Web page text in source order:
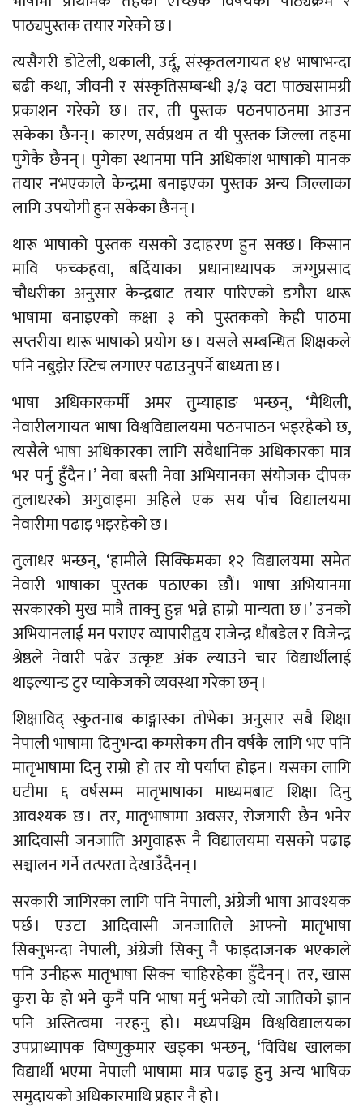
पाठ्यपुस्तक तयार गरेको छ ।
त्यसैगरी डोटेली, थकाली, उर्दू, संस्कृतलगायत १४ भाषाभन्दा
बढी कथा, जीवनी र संस्कृतिसम्बन्धी ३/३ वटा पाठ्यसामग्री
प्रकाशन गरेको छ । तर, ती पुस्तक पठनपाठनमा आउन
सकेका छैनन् । कारण, सर्वप्रथम त यी पुस्तक जिल्ला तहमा
पुगेकै छैनन् । पुगेका स्थानमा पनि अधिकांश भाषाको मानक
तयार नभएकाले केन्द्रमा बनाइएका पुस्तक अन्य जिल्लाका
लागि उपयोगी हुन सकेका छैनन् ।
थारू भाषाको पुस्तक यसको उदाहरण हुन सक्छ । किसान
मावि फच्कहवा, बर्दियाका प्रधानाध्यापक जग्गुप्रसाद
चौधरीका अनुसार केन्द्रबाट तयार पारिएको डगौरा थारू
भाषामा बनाइएको कक्षा ३ को पुस्तकको केही पाठमा
सप्तरीया थारू भाषाको प्रयोग छ । यसले सम्बन्धित शिक्षकले
पनि नबुझेर स्टिच लगाएर पढाउनुपर्ने बाध्यता छ ।
भाषा अधिकारकर्मी अमर तुम्याहाङ भन्छन्, ‘मैथिली,
नेवारीलगायत भाषा विश्वविद्यालयमा पठनपाठन भइरहेको छ,
त्यसैले भाषा अधिकारका लागि संवैधानिक अधिकारका मात्र
भर पर्नु हुँदैन ।’ नेवा बस्ती नेवा अभियानका संयोजक दीपक
तुलाधरको अगुवाइमा अहिले एक सय पाँच विद्यालयमा
नेवारीमा पढाइ भइरहेको छ ।
तुलाधर भन्छन्, ‘हामीले सिक्किमका १२ विद्यालयमा समेत
नेवारी भाषाका पुस्तक पठाएका छौं । भाषा अभियानमा
सरकारको मुख मात्रै ताक्नु हुन्न भन्ने हाम्रो मान्यता छ ।’ उनको
अभियानलाई मन पराएर व्यापारीद्वय राजेन्द्र धौबडेल र विजेन्द्र
श्रेष्ठले नेवारी पढेर उत्कृष्ट अंक ल्याउने चार विद्यार्थीलाई
थाइल्यान्ड टुर प्याकेजको व्यवस्था गरेका छन् ।
शिक्षाविद् स्कुतनाब काङ्गास्का तोभेका अनुसार सबै शिक्षा
नेपाली भाषामा दिनुभन्दा कमसेकम तीन वर्षकै लागि भए पनि
मातृभाषामा दिनु राम्रो हो तर यो पर्याप्त होइन । यसका लागि
घटीमा ६ वर्षसम्म मातृभाषाका माध्यमबाट शिक्षा दिनु
आवश्यक छ । तर, मातृभाषामा अवसर, रोजगारी छैन भनेर
आदिवासी जनजाति अगुवाहरू नै विद्यालयमा यसको पढाइ
सञ्चालन गर्ने तत्परता देखाउँदैनन् ।
सरकारी जागिरका लागि पनि नेपाली, अंग्रेजी भाषा आवश्यक
पर्छ । एउटा आदिवासी जनजातिले आफ्नो मातृभाषा
सिक्नुभन्दा नेपाली, अंग्रेजी सिक्नु नै फाइदाजनक भएकाले
पनि उनीहरू मातृभाषा सिक्न चाहिरहेका हुँदैनन् । तर, खास
कुरा के हो भने कुनै पनि भाषा मर्नु भनेको त्यो जातिको ज्ञान
पनि अस्तित्वमा नरहनु हो । मध्यपश्चिम विश्वविद्यालयका
उपप्राध्यापक विष्णुकुमार खड्का भन्छन्, ‘विविध खालका
विद्यार्थी भएमा नेपाली भाषामा मात्र पढाइ हुनु अन्य भाषिक
समुदायको अधिकारमाथि प्रहार नै हो ।